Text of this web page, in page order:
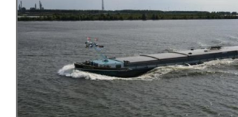
MS Mededinger